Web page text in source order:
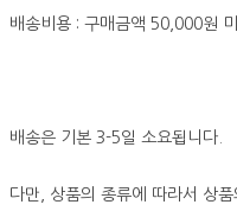
배송비용 : 구매금액 50,000원
배송은 기본 3-5일 소요됩니다.
다만, 상품의 종류에 따라서 상